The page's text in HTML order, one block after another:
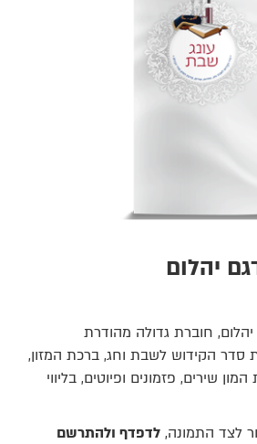
יהלום
חוברת גדולה מהודרת
סדר הקידוש לשבת וחג, ברכת המזון,
שירים, פזמונים ופיוטים, בליווי
לצד התמונה, לדפדף ולהתרשם